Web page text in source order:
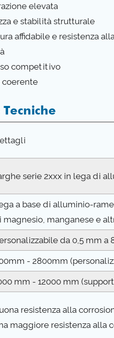
elevata
e stabilità strutturale
affidabile e resistenza
competitivo
coerente
serie 2xxx in lega di
a base di alluminio-
magnesio, manganese e
da 0,5 mm a
- 2800mm
mm - 12000 mm
resistenza alla
maggiore resistenza alla